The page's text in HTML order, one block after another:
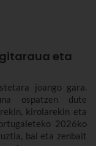
eta
joango gara.
ospatzen dute
kirolarekin eta
2026ko
bai eta zenbait